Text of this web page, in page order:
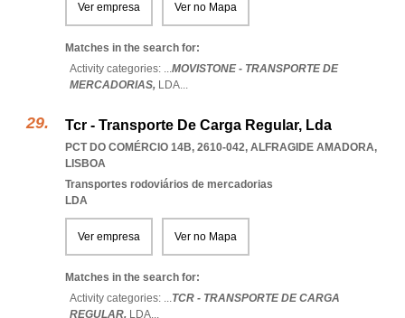
Ver empresa Ver no Mapa
Matches in the search for:
Activity categories: ...MOVISTONE - TRANSPORTE DE
MERCADORIAS, LDA...
Tcr - Transporte De Carga Regular, Lda
PCT DO COMÉRCIO 14B, 2610-042, ALFRAGIDE AMADORA,
LISBOA
Transportes rodoviários de mercadorias
LDA
Ver empresa Ver no Mapa
Matches in the search for:
Activity categories: ...TCR - TRANSPORTE DE CARGA
REGULAR, LDA...